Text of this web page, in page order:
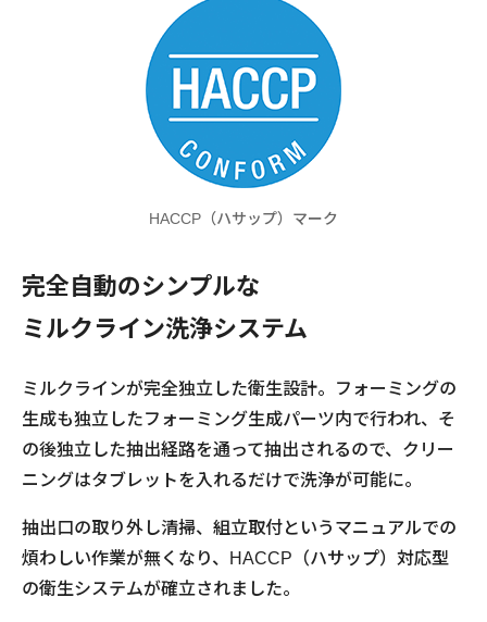
HACCP（ハサップ）マーク
完全自動のシンプルな
ミルクライン洗浄システム
ミルクラインが完全独立した衛生設計。フォーミングの
生成も独立したフォーミング生成パーツ内で行われ、そ
の後独立した抽出経路を通って抽出されるので、クリー
ニングはタブレットを入れるだけで洗浄が可能に。
抽出口の取り外し清掃、組立取付というマニュアルでの
煩わしい作業が無くなり、HACCP（ハサップ）対応型
の衛生システムが確立されました。